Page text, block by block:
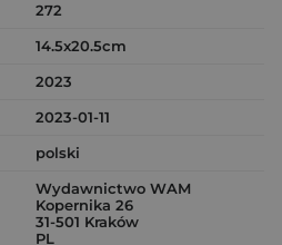
272
14.5x20.5cm
2023
2023-01-11
polski
Wydawnictwo WAM
Kopernika 26
31-501 Kraków
PL